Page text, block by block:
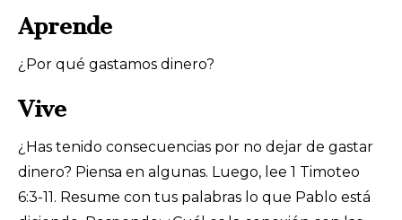
Aprende
¿Por qué gastamos dinero?
Vive
¿Has tenido consecuencias por no dejar de gastar
dinero? Piensa en algunas. Luego, lee 1 Timoteo
6:3-11. Resume con tus palabras lo que Pablo está